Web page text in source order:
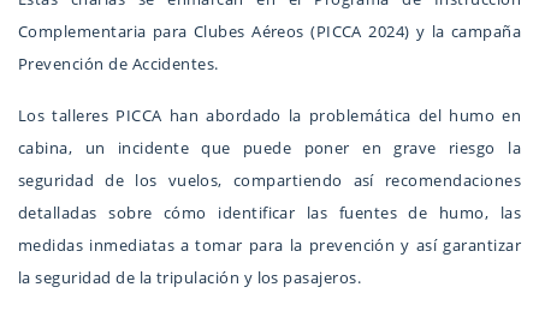
Complementaria para Clubes Aéreos (PICCA 2024) y la campaña
Prevención de Accidentes.
Los talleres PICCA han abordado la problemática del humo en
cabina, un incidente que puede poner en grave riesgo la
seguridad de los vuelos, compartiendo así recomendaciones
detalladas sobre cómo identificar las fuentes de humo, las
medidas inmediatas a tomar para la prevención y así garantizar
la seguridad de la tripulación y los pasajeros.